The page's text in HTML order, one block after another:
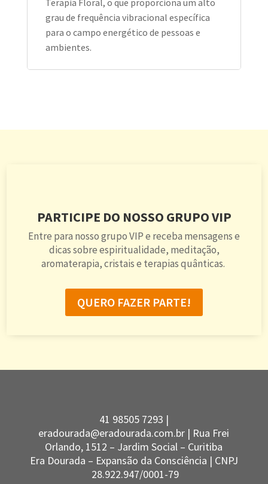
Terapia Floral, o que proporciona um alto
grau de frequência vibracional específica
para o campo energético de pessoas e
ambientes.
PARTICIPE DO NOSSO GRUPO VIP
Entre para nosso grupo VIP e receba mensagens e
dicas sobre espiritualidade, meditação,
aromaterapia, cristais e terapias quânticas.
QUERO FAZER PARTE!
41 98505 7293 |
eradourada@eradourada.com.br | Rua Frei
Orlando, 1512 – Jardim Social – Curitiba
Era Dourada – Expansão da Consciência | CNPJ
28.922.947/0001-79